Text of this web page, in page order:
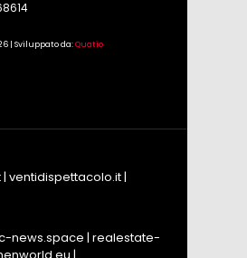
| Sviluppato da:Quatio
| ventidispettacolo.it|
news.space | realestate-